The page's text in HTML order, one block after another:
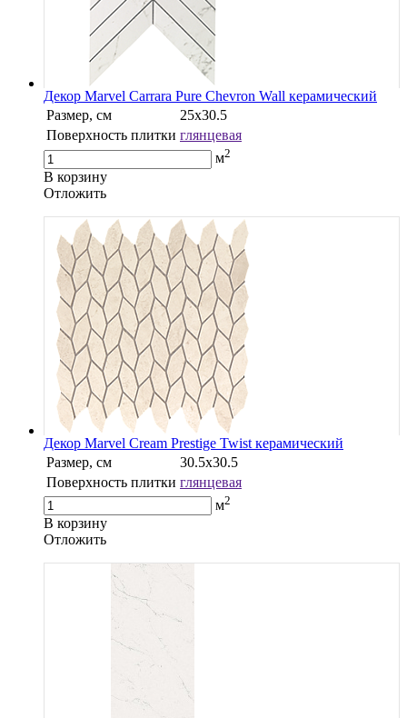
Декор Marvel Carrara Pure Chevron Wall керамический
Размер, см
25х30.5
Поверхность плитки глянцевая
м2
В корзину
Oтложить
Декор Marvel Cream Prestige Twist керамический
Размер, см
30.5х30.5
Поверхность плитки глянцевая
м2
В корзину
Oтложить